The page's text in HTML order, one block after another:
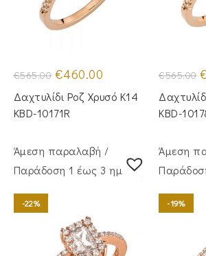
€565.00 Original
price
was:
€565.00.
€460.00
τιμή
είναι:
Δαχτυλίδι Ροζ Χρυσό Κ14
KBD-10171R
€565.00
KBD-
Άμεση παραλαβή /
Παράδoση 1 έως 3 ημέρες
-22%
Άμεση
-19%